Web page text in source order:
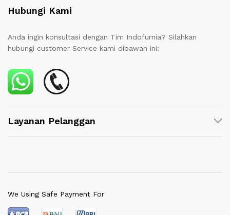
Hubungi Kami
Anda ingin konsultasi dengan Tim Indofurnia? Silahkan
hubungi customer Service kami dibawah ini:
Layanan Pelanggan
We Using Safe Payment For